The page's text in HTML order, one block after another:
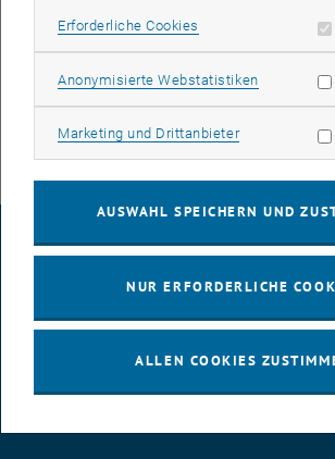
IMPRESSUM
Erforderliche Cookies Erforderliche
Anonymisierte WebstatistikenStatistik
Marketing und DrittanbieterMarketing
AUSWAHL SPEICHERN UND
NUR ERFORDERLICHE
ALLEN COOKIES